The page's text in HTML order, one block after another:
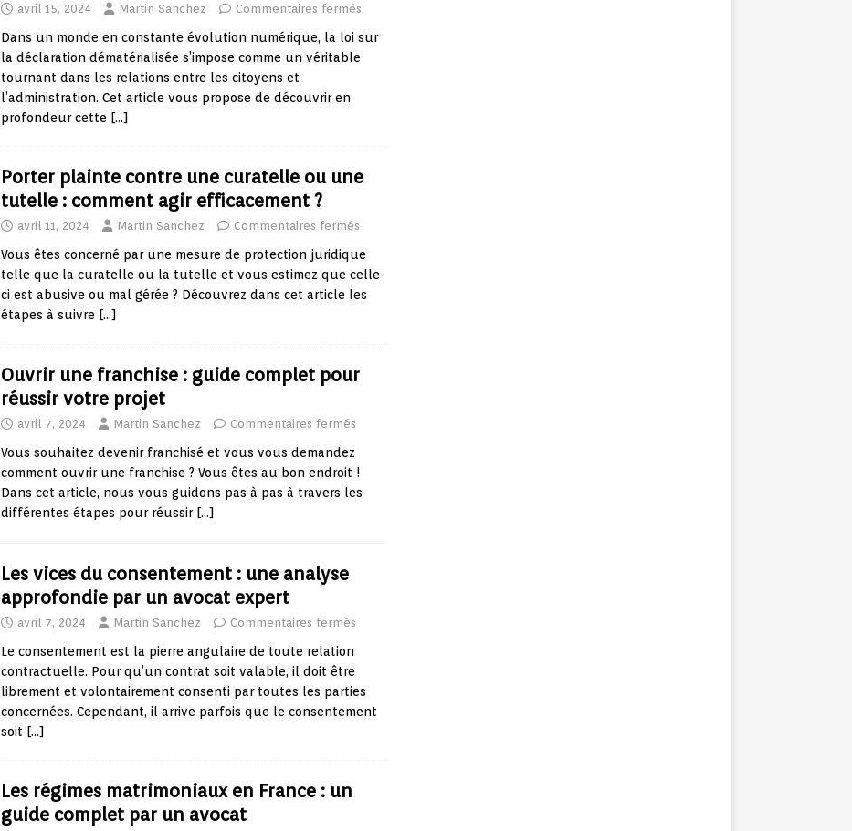
avril 15, 2024 Martin Sanchez Commentaires fermés
Dans un monde en constante évolution numérique, la loi sur
la déclaration dématérialisée s’impose comme un véritable
tournant dans les relations entre les citoyens et
l’administration. Cet article vous propose de découvrir en
profondeur cette […]
Porter plainte contre une curatelle ou une
tutelle : comment agir efficacement ?
avril 11, 2024 Martin Sanchez Commentaires fermés
Vous êtes concerné par une mesure de protection juridique
telle que la curatelle ou la tutelle et vous estimez que celle-
ci est abusive ou mal gérée ? Découvrez dans cet article les
étapes à suivre […]
Ouvrir une franchise : guide complet pour
réussir votre projet
avril 7, 2024 Martin Sanchez Commentaires fermés
Vous souhaitez devenir franchisé et vous vous demandez
comment ouvrir une franchise ? Vous êtes au bon endroit !
Dans cet article, nous vous guidons pas à pas à travers les
différentes étapes pour réussir […]
Les vices du consentement : une analyse
approfondie par un avocat expert
avril 7, 2024 Martin Sanchez Commentaires fermés
Le consentement est la pierre angulaire de toute relation
contractuelle. Pour qu’un contrat soit valable, il doit être
librement et volontairement consenti par toutes les parties
concernées. Cependant, il arrive parfois que le consentement
soit […]
Les régimes matrimoniaux en France : un
guide complet par un avocat